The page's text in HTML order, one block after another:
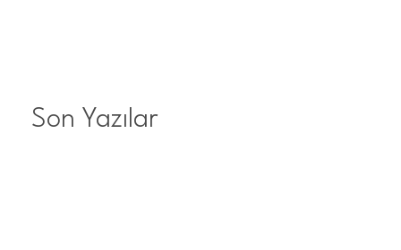
Son Yazılar